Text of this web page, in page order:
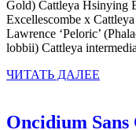
Gold) Cattleya Hsinying
Excellescombe x
Lawrence ‘Peloric’
lobbii) Cattleya
ЧИТАТЬ ДАЛЕЕ
Oncidium Sans